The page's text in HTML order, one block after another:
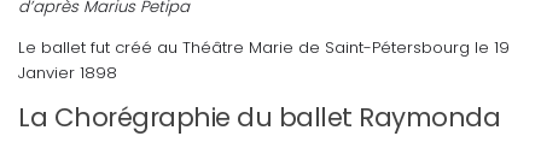
d’après Marius Petipa
Le ballet fut créé au Théâtre Marie de Saint-Pétersbourg le 19
Janvier 1898
La Chorégraphie du ballet Raymonda